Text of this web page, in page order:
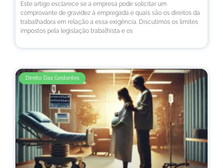
Este artigo esclarece se a empresa pode solicitar um
comprovante de gravidez à empregada e quais são os direitos da
trabalhadora em relação a essa exigência. Discutimos os limites
impostos pela legislação trabalhista e os
Direito Das Gestantes